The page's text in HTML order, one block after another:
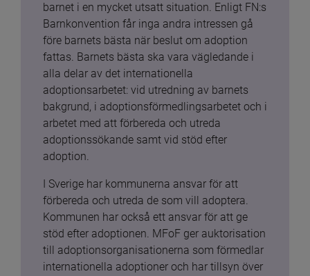
barnet i en mycket utsatt situation. Enligt FN:s
Barnkonvention får inga andra intressen gå
före barnets bästa när beslut om adoption
fattas. Barnets bästa ska vara vägledande i
alla delar av det internationella
adoptionsarbetet: vid utredning av barnets
bakgrund, i adoptionsförmedlingsarbetet och i
arbetet med att förbereda och utreda
adoptionssökande samt vid stöd efter
adoption.
I Sverige har kommunerna ansvar för att
förbereda och utreda de som vill adoptera.
Kommunen har också ett ansvar för att ge
stöd efter adoptionen. MFoF ger auktorisation
till adoptionsorganisationerna som förmedlar
internationella adoptioner och har tillsyn över